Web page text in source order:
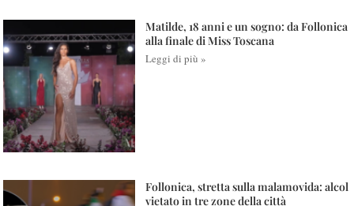
Matilde, 18 anni e un sogno: da Follonica
alla finale di Miss Toscana
Leggi di più »
Follonica, stretta sulla malamovida: alcol
vietato in tre zone della città